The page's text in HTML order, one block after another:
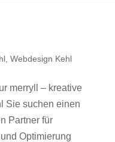
, Webdesign Kehl
merryll – kreative
Sie suchen einen
Partner für
Optimierung